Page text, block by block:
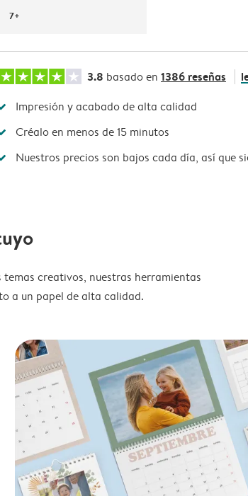
7+
3.8 basado en 1386 reseñas
Impresión y acabado de alta calidad
Créalo en menos de 15 minutos
Nuestros precios son bajos cada día, así que
creativos, nuestras herramientas
a un papel de alta calidad.